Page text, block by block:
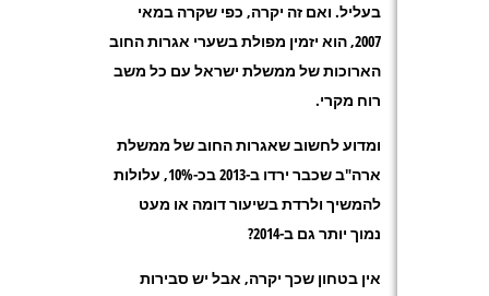
בעליל. ואם זה יקרה, כפי שקרה במאי
2007, הוא יזמין מפולת בשערי אגרות החוב
הארוכות של ממשלת ישראל עם כל משב
רוח מקרי.
ומדוע לחשוב שאגרות החוב של ממשלת
ארה"ב שכבר ירדו ב-2013 בכ-10%, עלולות
להמשיך ולרדת בשיעור דומה או מעט
נמוך יותר גם ב-2014?
אין בטחון שכך יקרה, אבל יש סבירות